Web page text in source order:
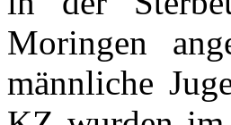
Moringen
männliche